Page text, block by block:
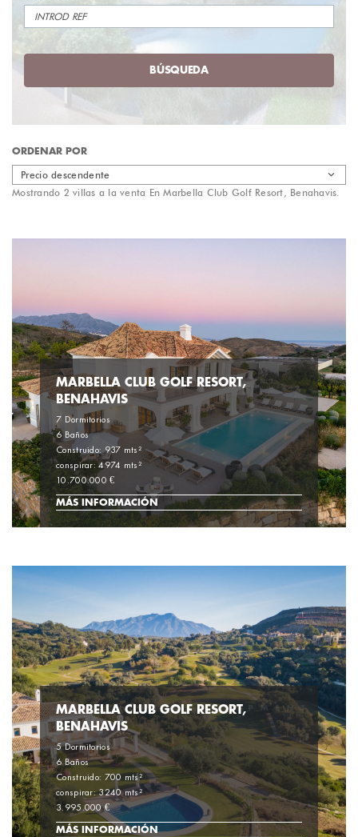
BÚSQUEDA
ORDENAR POR
Precio descendente
Mostrando 2 villas a la venta En Marbella Club Golf Resort, Benahavis.
MARBELLA CLUB GOLF RESORT,
BENAHAVIS
7 Dormitorios
6 Baños
Construido: 937 mts²
conspirar: 4974 mts²
10.700.000 €
MÁS INFORMACIÓN
MARBELLA CLUB GOLF RESORT,
BENAHAVIS
5 Dormitorios
6 Baños
Construido: 700 mts²
conspirar: 3240 mts²
3.995.000 €
MÁS INFORMACIÓN